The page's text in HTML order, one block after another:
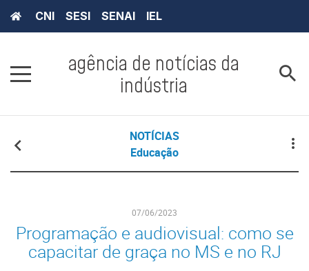
CNI SESI SENAI IEL
agência de notícias da
indústria
NOTÍCIAS
Educação
07/06/2023
Programação e audiovisual: como se
capacitar de graça no MS e no RJ